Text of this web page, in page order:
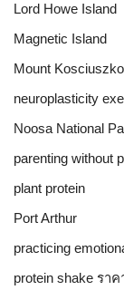
Lord Howe Island
Magnetic Island
Mount Kosciuszko
neuroplasticity
Noosa National
parenting without
plant protein
Port Arthur
practicing
protein shake ราค